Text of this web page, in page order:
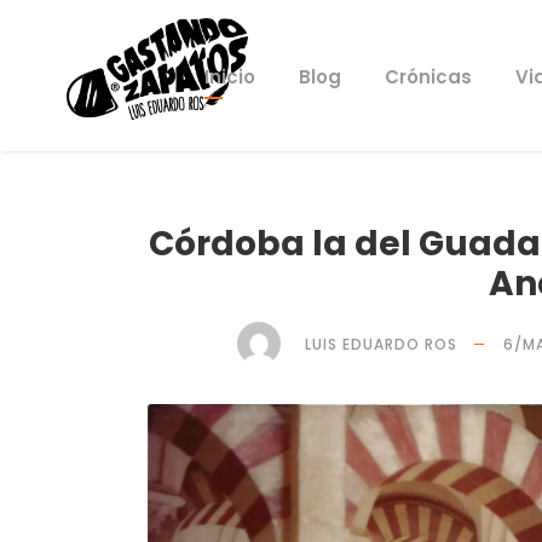
Inicio Blog Crónicas
Córdoba la del
LUIS EDUARDO ROS 6/